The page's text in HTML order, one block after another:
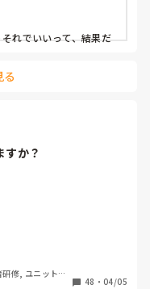
れでいいって、結果だ
、お風呂の時に顔にカ
プーンでぬぐったりそ
タッフとか思いなが
すか？
今度1日に10人入れて
るので5人入れて下さ
ありえますか？
修, ユニット型
48 ・ 04/05